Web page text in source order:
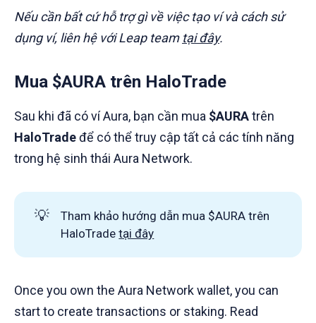
Nếu cần bất cứ hỗ trợ gì về việc tạo ví và cách sử
dụng ví, liên hệ với Leap team tại đây.
Mua $AURA trên HaloTrade
Sau khi đã có ví Aura, bạn cần mua $AURAtrên
HaloTradeđể có thể truy cập tất cả các tính năng
trong hệ sinh thái Aura Network.
💡
Tham khảo hướng dẫn mua $AURA trên
HaloTradetại đây
Once you own the Aura Network wallet, you can
start to create transactions or staking. Read